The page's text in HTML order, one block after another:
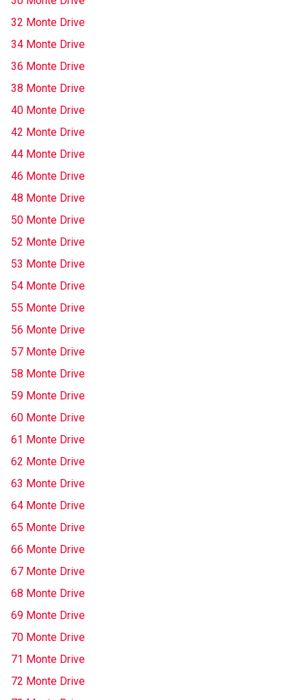
32 Monte Drive
34 Monte Drive
36 Monte Drive
38 Monte Drive
40 Monte Drive
42 Monte Drive
44 Monte Drive
46 Monte Drive
48 Monte Drive
50 Monte Drive
52 Monte Drive
53 Monte Drive
54 Monte Drive
55 Monte Drive
56 Monte Drive
57 Monte Drive
58 Monte Drive
59 Monte Drive
60 Monte Drive
61 Monte Drive
62 Monte Drive
63 Monte Drive
64 Monte Drive
65 Monte Drive
66 Monte Drive
67 Monte Drive
68 Monte Drive
69 Monte Drive
70 Monte Drive
71 Monte Drive
72 Monte Drive